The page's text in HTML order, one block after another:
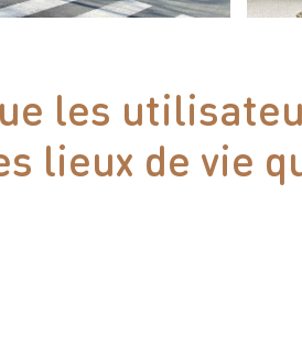
les
lieux de vie